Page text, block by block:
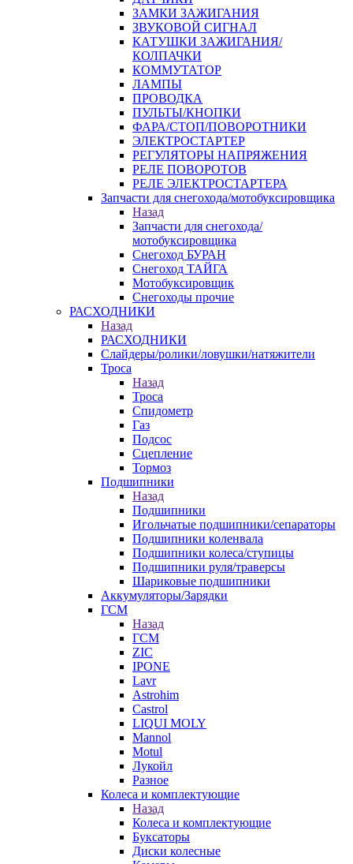
ЗАМКИ ЗАЖИГАНИЯ
ЗВУКОВОЙ СИГНАЛ
КАТУШКИ ЗАЖИГАНИЯ/
КОЛПАЧКИ
КОММУТАТОР
ЛАМПЫ
ПРОВОДКА
ПУЛЬТЫ/КНОПКИ
ФАРА/СТОП/ПОВОРОТНИКИ
ЭЛЕКТРОСТАРТЕР
РЕГУЛЯТОРЫ НАПРЯЖЕНИЯ
РЕЛЕ ПОВОРОТОВ
РЕЛЕ ЭЛЕКТРОСТАРТЕРА
Запчасти для снегохода/мотобуксировщика
Назад
Запчасти для снегохода/
мотобуксировщика
Снегоход БУРАН
Снегоход ТАЙГА
Мотобуксировщик
Снегоходы прочие
РАСХОДНИКИ
Назад
РАСХОДНИКИ
Слайдеры/ролики/ловушки/натяжители
Троса
Назад
Троса
Спидометр
Газ
Подсос
Сцепление
Тормоз
Подшипники
Назад
Подшипники
Игольчатые подшипники/сепараторы
Подшипники коленвала
Подшипники колеса/ступицы
Подшипники руля/траверсы
Шариковые подшипники
Аккумуляторы/Зарядки
ГСМ
Назад
ГСМ
ZIC
IPONE
Lavr
Astrohim
Castrol
LIQUI MOLY
Mannol
Motul
Лукойл
Разное
Колеса и комплектующие
Назад
Колеса и комплектующие
Буксаторы
Диски колесные